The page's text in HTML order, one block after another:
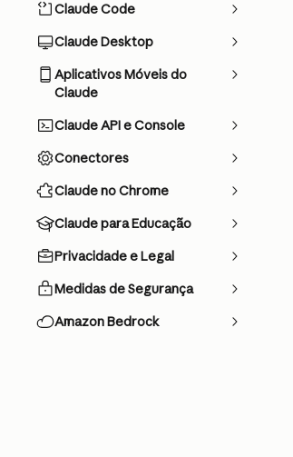
Claude Code
Claude Desktop
Aplicativos Móveis do
Claude
Claude API e Console
Conectores
Claude no Chrome
Claude para Educação
Privacidade e Legal
Medidas de Segurança
Amazon Bedrock